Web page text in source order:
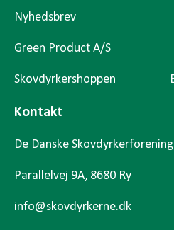
Nyhedsbrev
Green Product A/S
Skovdyrkershoppen
Kontakt
De Danske
Parallelvej 9A, 8680 Ry
info@skovdyrkerne.dk